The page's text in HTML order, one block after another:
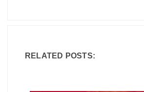
RELATED POSTS: